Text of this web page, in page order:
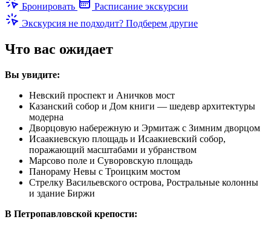
Бронировать
Расписание экскурсии
Экскурсия не подходит? Подберем другие
Что вас ожидает
Вы увидите:
Невский проспект и Аничков мост
Казанский собор и Дом книги — шедевр архитектуры
модерна
Дворцовую набережную и Эрмитаж с Зимним дворцом
Исаакиевскую площадь и Исаакиевский собор,
поражающий масштабами и убранством
Марсово поле и Суворовскую площадь
Панораму Невы с Троицким мостом
Стрелку Васильевского острова, Ростральные колонны
и здание Биржи
В Петропавловской крепости: